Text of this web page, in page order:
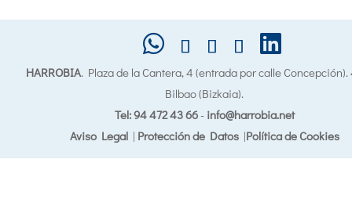
HARROBIA. Plaza de la Cantera, 4 (entrada por calle
Bilbao (Bizkaia).
Tel: 94 472 43 66- info@harrobia.net
Aviso Legal| Protección de Datos|Política de Cookies